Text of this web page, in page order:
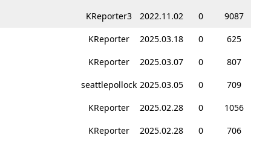
KReporter3 2022.11.02 0
9087
KReporter 2025.03.18 0
625
KReporter 2025.03.07 0
807
seattlepollock 2025.03.05 0
709
KReporter 2025.02.28 0
1056
KReporter 2025.02.28 0
706